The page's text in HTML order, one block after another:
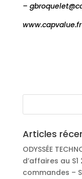
–
www.capvalue.fr
Articles
ODYSSÉE
d’affaires au
commandes –